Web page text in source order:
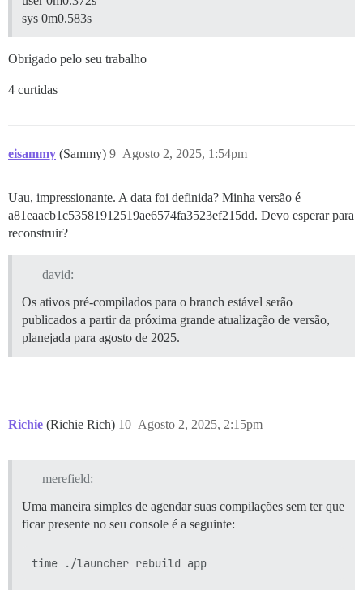
sys 0m0.583s
Obrigado pelo seu trabalho
4 curtidas
eisammy (Sammy) Agosto 2, 2025, 1:54pm
9
Uau, impressionante. A data foi definida? Minha versão é
a81eaacb1c53581912519ae6574fa3523ef215dd. Devo esperar para
reconstruir?
david:
Os ativos pré-compilados para o branch estável serão
publicados a partir da próxima grande atualização de versão,
planejada para agosto de 2025.
Richie (Richie Rich) Agosto 2, 2025, 2:15pm
10
merefield:
Uma maneira simples de agendar suas compilações sem ter que
ficar presente no seu console é a seguinte: